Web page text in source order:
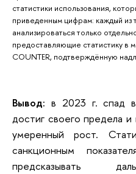
статистики использования,
приведенным цифрам: каждый из
анализироваться только
предоставляющие статистику в
COUNTER, подтверждённую
Вывод: в 2023 г. спад в
достиг своего предела
умеренный рост.
санкционным
предсказывать